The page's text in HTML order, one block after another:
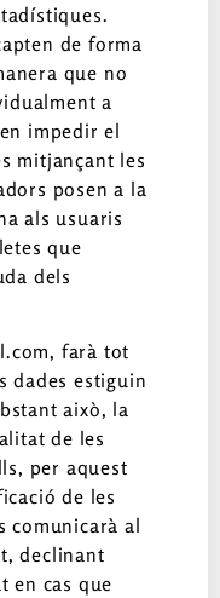
de forma
que no
a
impedir el
mitjançant les
posen a la
als usuaris
que
dels
farà tot
dades estiguin
això, la
de les
per aquest
de les
comunicarà al
declinant
en cas que